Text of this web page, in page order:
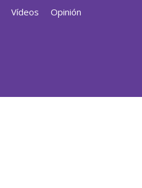
Vídeos
Opinión